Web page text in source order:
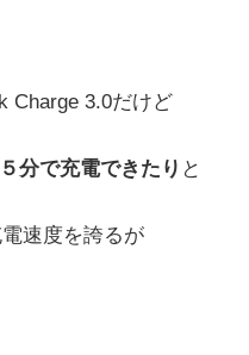
Charge 3.0だけど
分で充電できたり と
速度を誇るが